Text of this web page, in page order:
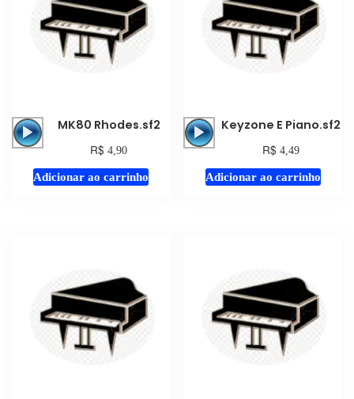
Tocador
áudio
MK80 Rhodes.sf2
R$ 4,90
Adicionar ao carrinho
Tocador
áudio
Keyzone E Piano.sf2
R$ 4,49
Adicionar ao carrinho